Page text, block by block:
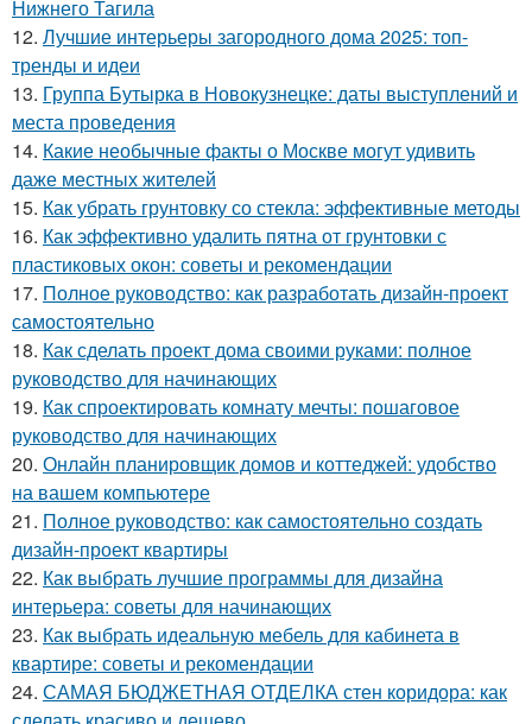
Нижнего Тагила
12. Лучшие интерьеры загородного дома 2025: топ-
тренды и идеи
13. Группа Бутырка в Новокузнецке: даты выступлений и
места проведения
14. Какие необычные факты о Москве могут удивить
даже местных жителей
15. Как убрать грунтовку со стекла: эффективные методы
16. Как эффективно удалить пятна от грунтовки с
пластиковых окон: советы и рекомендации
17. Полное руководство: как разработать дизайн-проект
самостоятельно
18. Как сделать проект дома своими руками: полное
руководство для начинающих
19. Как спроектировать комнату мечты: пошаговое
руководство для начинающих
20. Онлайн планировщик домов и коттеджей: удобство
на вашем компьютере
21. Полное руководство: как самостоятельно создать
дизайн-проект квартиры
22. Как выбрать лучшие программы для дизайна
интерьера: советы для начинающих
23. Как выбрать идеальную мебель для кабинета в
квартире: советы и рекомендации
24. САМАЯ БЮДЖЕТНАЯ ОТДЕЛКА стен коридора: как